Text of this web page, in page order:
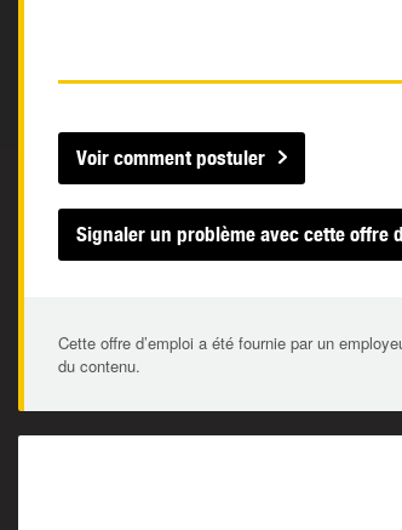
Voir comment postuler
Signaler un problème avec cette offre
Cette offre d’emploi a été fournie par un
du contenu.